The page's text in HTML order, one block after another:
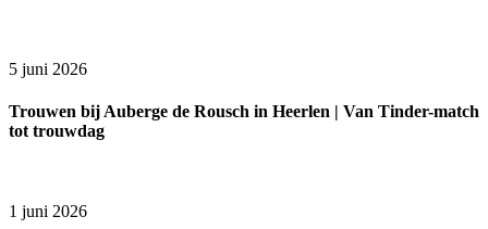
5 juni 2026
Trouwen bij Auberge de Rousch in Heerlen | Van Tinder-match
tot trouwdag
1 juni 2026